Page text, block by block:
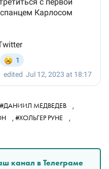
#ДАНИИЛ МЕДВЕДЕВ
,
, #ХОЛЬГЕР РУНЕ
,
канал в Телеграме